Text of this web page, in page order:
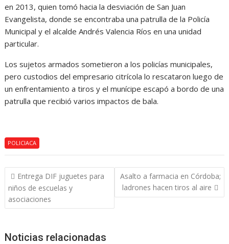
en 2013, quien tomó hacia la desviación de San Juan
Evangelista, donde se encontraba una patrulla de la Policía
Municipal y el alcalde Andrés Valencia Ríos en una unidad
particular.
Los sujetos armados sometieron a los policías municipales,
pero custodios del empresario citrícola lo rescataron luego de
un enfrentamiento a tiros y el munícipe escapó a bordo de una
patrulla que recibió varios impactos de bala.
POLICIACA
Navegación
de
entradas
Entrega DIF juguetes para
niños de escuelas y
asociaciones
Asalto a farmacia en Córdoba;
ladrones hacen tiros al aire
Noticias relacionadas